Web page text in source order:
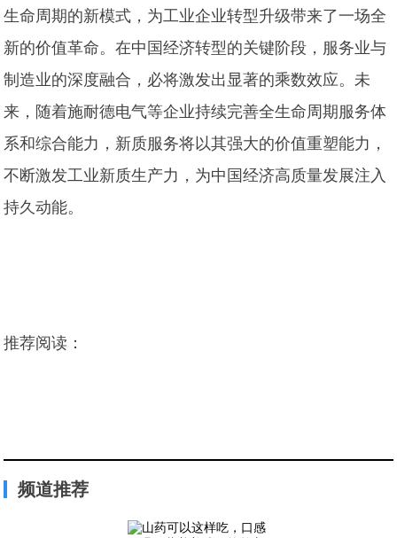
生命周期的新模式，为工业企业转型升级带来了一场全
新的价值革命。在中国经济转型的关键阶段，服务业与
制造业的深度融合，必将激发出显著的乘数效应。未
来，随着施耐德电气等企业持续完善全生命周期服务体
系和综合能力，新质服务将以其强大的价值重塑能力，
不断激发工业新质生产力，为中国经济高质量发展注入
持久动能。
推荐阅读：
频道推荐